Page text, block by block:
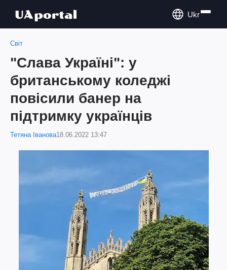
Ukr
Світ
"Слава Україні": у
британському коледжі
повісили банер на
підтримку українців
Тетяна Іванова18.06.2022 13:47